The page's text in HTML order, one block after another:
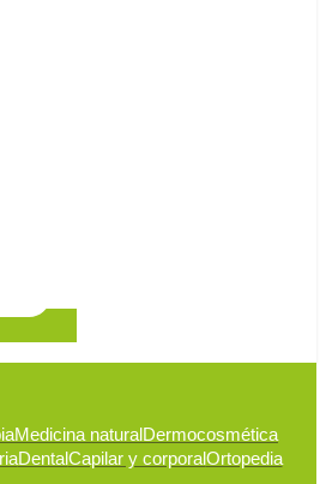
Medicina naturalDermocosmética
DentalCapilar y corporalOrtopedia